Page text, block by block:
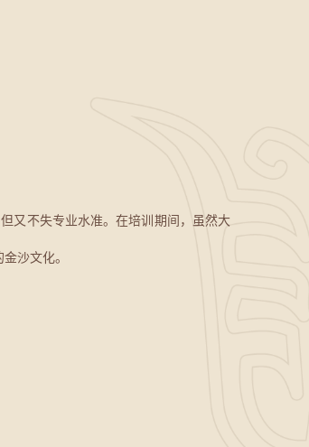
又不失专业水准。在培训期间，虽然大
沙文化。